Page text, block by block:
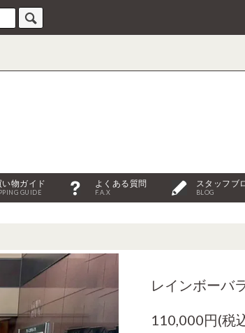
い物ガイド
GUIDE
よくある質問
F.A.X
スタッフブ
BLOG
レインボーバ
110,000円(税